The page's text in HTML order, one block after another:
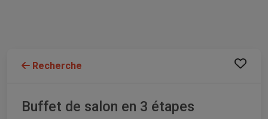
Recherche
Buffet de salon en 3 étapes